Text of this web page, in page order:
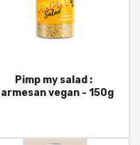
Pimp my salad :
vegan - 150g